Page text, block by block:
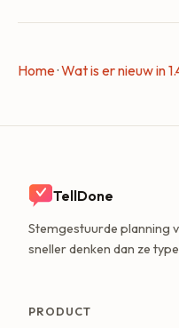
Home·Wat is er nieuw in
TellDone
Stemgestuurde planning
sneller denken dan ze
PRODUCT